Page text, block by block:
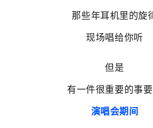
那些年耳机里的旋
现场唱给你听
但是
有一件很重要的事
演唱会期间